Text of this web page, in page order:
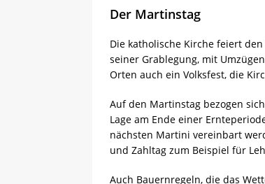
Der Martinstag
Die katholische Kirche feiert
seiner Grablegung, mit
Orten auch ein Volksfest, die
Auf den Martinstag bezogen
Lage am Ende einer
nächsten Martini vereinbart
und Zahltag zum Beispiel für
Auch Bauernregeln, die das